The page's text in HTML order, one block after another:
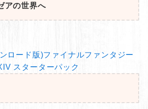
アの世界へ
ロード版)ファイナルファンタジー
スターターパック